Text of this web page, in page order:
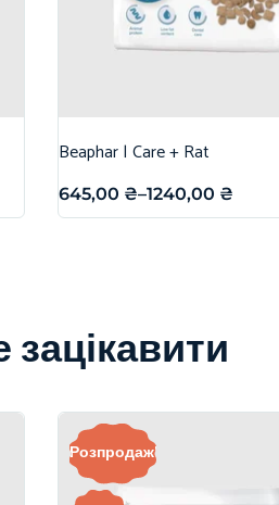
Beaphar | Care + Rat
645,00 ₴–1240,00 ₴
Розпродаж!